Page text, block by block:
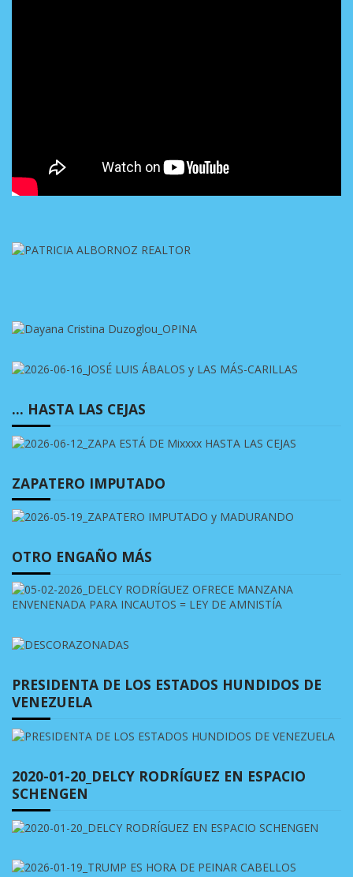
… HASTA LAS CEJAS
ZAPATERO IMPUTADO
OTRO ENGAÑO MÁS
PRESIDENTA DE LOS ESTADOS HUNDIDOS DE
VENEZUELA
2020-01-20_DELCY RODRÍGUEZ EN ESPACIO
SCHENGEN